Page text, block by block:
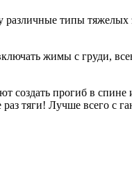
различные типы
жимы с груди,
прогиб в спине
тяги! Лучше всего с